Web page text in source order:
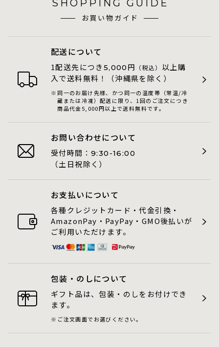
SHOPPING GUIDE
お買い物ガイド
配送について
1配送先につき 5,000 円 （税込） 以上購
入で送料無料！（沖縄県を除く）
同一のお届け先様、かつ同一の温度帯（常温/冷
蔵または冷凍）配送に限り、1回のご注文につき
商品代金5,000円以上で送料無料です。
お問い合わせについて
受付時間： 9:30-16:00
（土日祝除く）
お支払いについて
各種クレジットカード・代金引換・
AmazonPay・PayPay・GMO後払いが
ご利用いただけます。
包装・のしについて
ギフト品は、包装・のしをお付けでき
ます。
ご注文画面でお選びください。